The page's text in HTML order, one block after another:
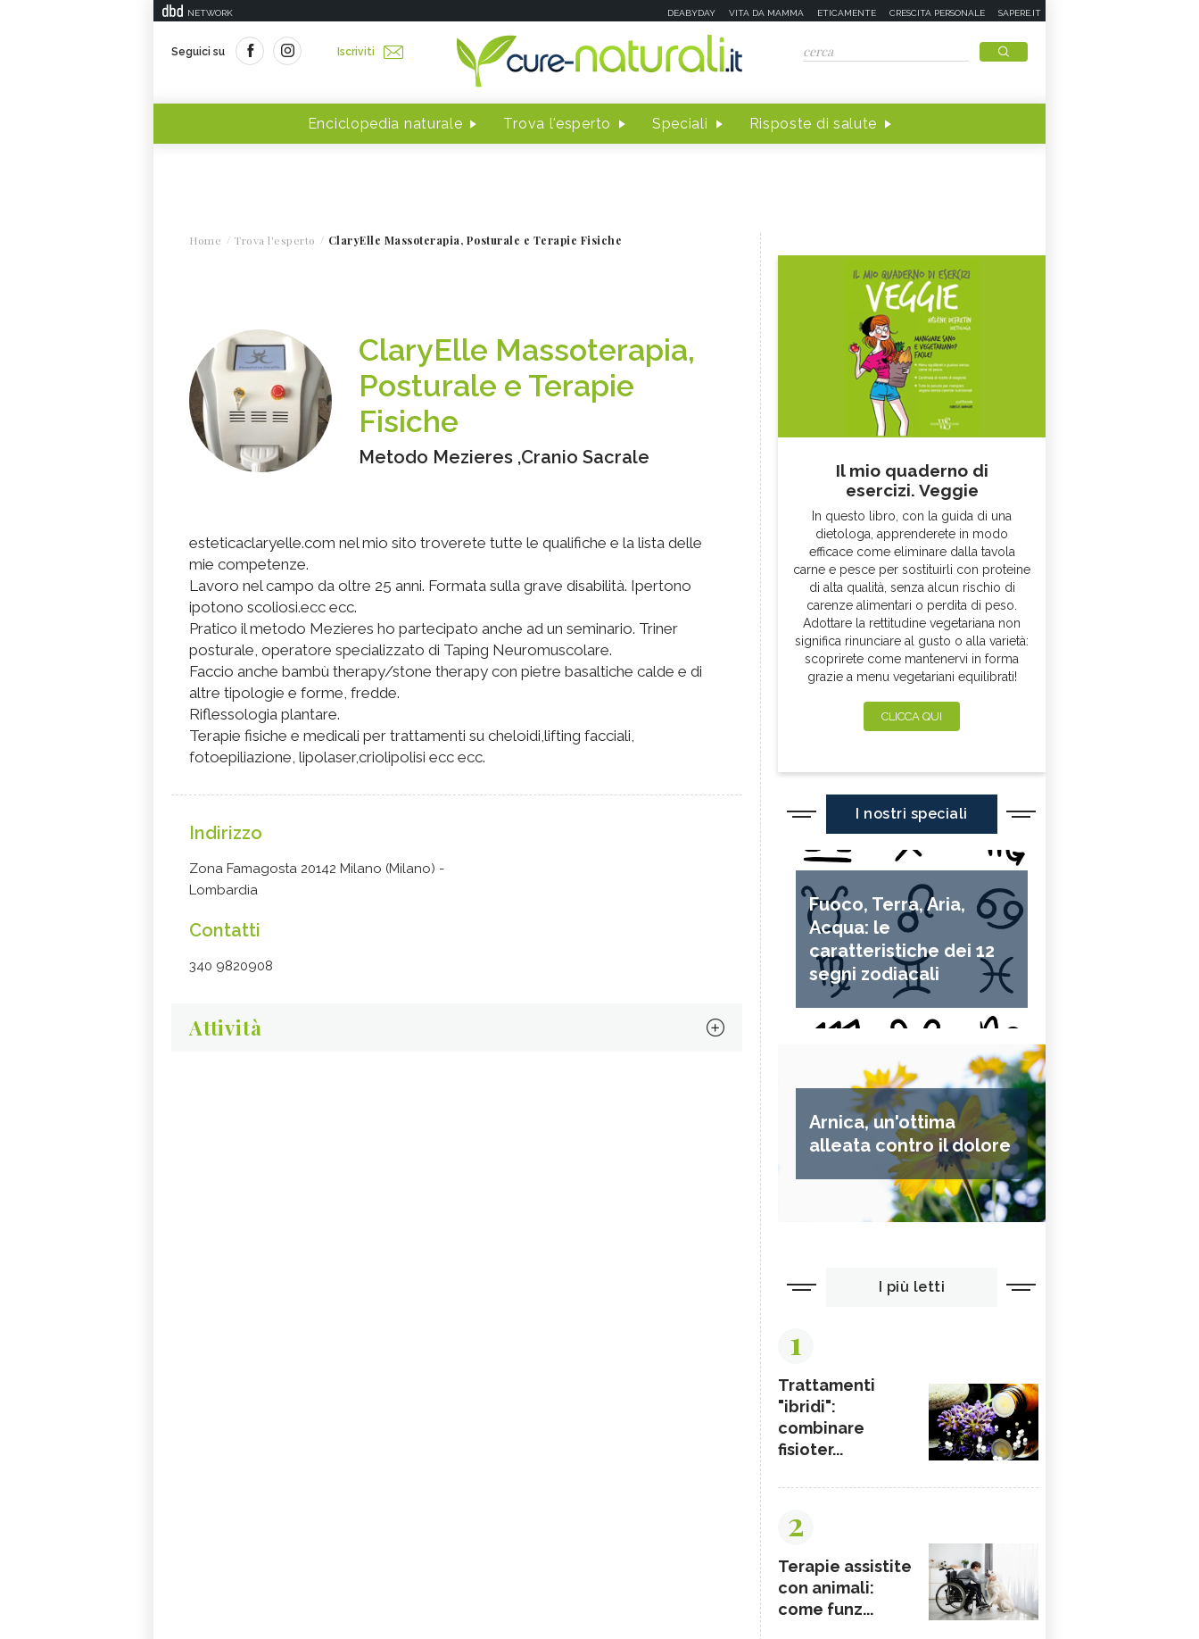
NETWORK DEABYDAY VITA DA MAMMA ETICAMENTE CRESCITA PERSONALE SAPERE.IT
Seguici su Iscriviti
Enciclopedia naturale Trova l'esperto Speciali Risposte di salute
Home Trova l'esperto ClaryElle Massoterapia, Posturale e Terapie Fisiche
ClaryElle Massoterapia,
Posturale e Terapie
Fisiche
Metodo Mezieres ,Cranio Sacrale
esteticaclaryelle.com nel mio sito troverete tutte le qualifiche e la lista delle
mie competenze.
Lavoro nel campo da oltre 25 anni. Formata sulla grave disabilità. Ipertono
ipotono scoliosi.ecc ecc.
Pratico il metodo Mezieres ho partecipato anche ad un seminario. Triner
posturale, operatore specializzato di Taping Neuromuscolare.
Faccio anche bambù therapy/stone therapy con pietre basaltiche calde e di
altre tipologie e forme, fredde.
Riflessologia plantare.
Terapie fisiche e medicali per trattamenti su cheloidi,lifting facciali,
fotoepiliazione, lipolaser,criolipolisi ecc ecc.
Indirizzo
Zona Famagosta 20142 Milano (Milano) -
Lombardia
Contatti
340 9820908
Attività
Il mio quaderno di
esercizi. Veggie
In questo libro, con la guida di una
dietologa, apprenderete in modo
efficace come eliminare dalla tavola
carne e pesce per sostituirli con proteine
di alta qualità, senza alcun rischio di
carenze alimentari o perdita di peso.
Adottare la rettitudine vegetariana non
significa rinunciare al gusto o alla varietà:
scoprirete come mantenervi in forma
grazie a menu vegetariani equilibrati!
CLICCA QUI
I nostri speciali
Fuoco, Terra, Aria,
Acqua: le
caratteristiche dei 12
segni zodiacali
Arnica, un'ottima
alleata contro il dolore
I più letti
1
Trattamenti
"ibridi":
combinare
fisioter...
2
Terapie assistite
con animali:
come funz...